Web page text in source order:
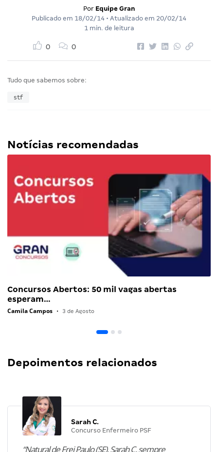
Por Equipe Gran
Publicado em 18/02/14 • Atualizado em 20/02/14
1 min. de leitura
0 0
Tudo que sabemos sobre:
stf
Notícias recomendadas
Concursos Abertos: 50 mil vagas abertas
esperam…
Camila Campos • 3 de Agosto
Depoimentos relacionados
Sarah C.
Concurso Enfermeiro PSF
“Natural de Frei Paulo (SE), Sarah C. sempre